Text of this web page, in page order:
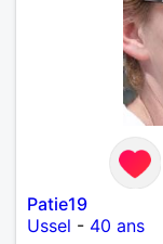
Patie19
Ussel - 40 ans